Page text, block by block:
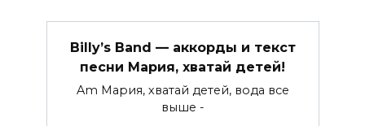
Billy’s Band — аккорды и текст
песни Мария, хватай детей!
Am Мария, хватай детей, вода все
выше -